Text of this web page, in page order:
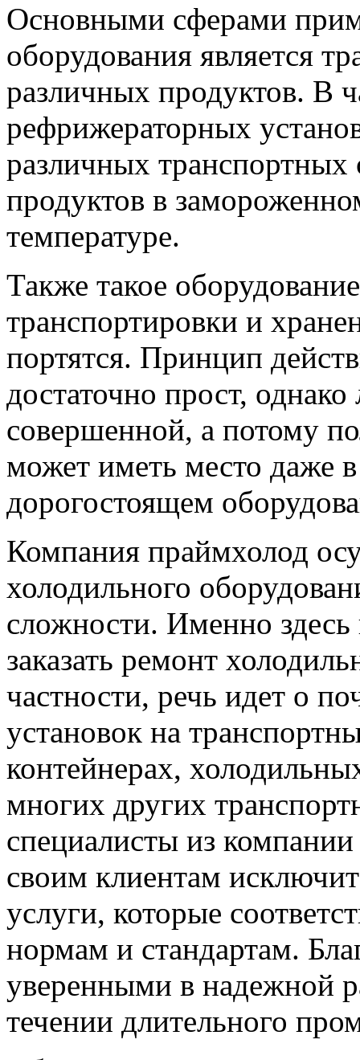
Основными сферами
оборудования является
различных продуктов. В
рефрижераторных
различных транспортных
продуктов в
температуре.
Также такое
транспортировки и
портятся. Принцип
достаточно прост,
совершенной, а потому
может иметь место даже
дорогостоящем
Компания праймхолод
холодильного
сложности. Именно
заказать ремонт
частности, речь идет о
установок на
контейнерах,
многих других
специалисты из
своим клиентам
услуги, которые
нормам и стандартам.
уверенными в надежной
течении длительного